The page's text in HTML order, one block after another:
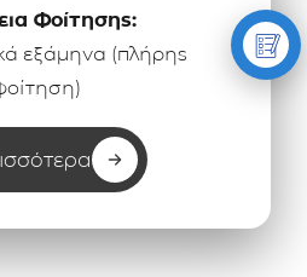
Φοίτησης:
εξάμηνα (πλήρης